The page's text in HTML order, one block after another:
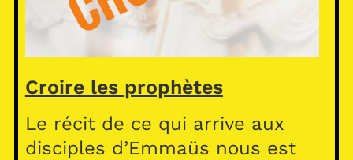
Croire les prophètes
Le récit de ce qui arrive aux
disciples d’Emmaüs nous est